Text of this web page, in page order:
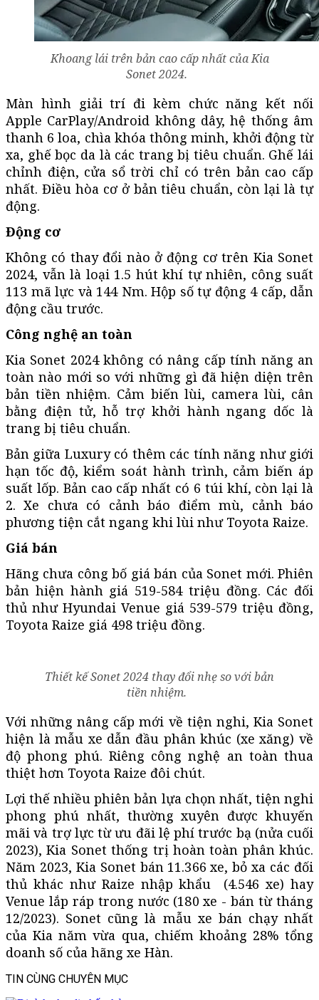
Khoang lái trên bản cao cấp nhất của Kia
Sonet 2024.
Màn hình giải trí đi kèm chức năng kết nối
Apple CarPlay/Android không dây, hệ thống âm
thanh 6 loa, chìa khóa thông minh, khởi động từ
xa, ghế bọc da là các trang bị tiêu chuẩn. Ghế lái
chỉnh điện, cửa sổ trời chỉ có trên bản cao cấp
nhất. Điều hòa cơ ở bản tiêu chuẩn, còn lại là tự
động.
Động cơ
Không có thay đổi nào ở động cơ trên Kia Sonet
2024, vẫn là loại 1.5 hút khí tự nhiên, công suất
113 mã lực và 144 Nm. Hộp số tự động 4 cấp, dẫn
động cầu trước.
Công nghệ an toàn
Kia Sonet 2024 không có nâng cấp tính năng an
toàn nào mới so với những gì đã hiện diện trên
bản tiền nhiệm. Cảm biến lùi, camera lùi, cân
bằng điện tử, hỗ trợ khởi hành ngang dốc là
trang bị tiêu chuẩn.
Bản giữa Luxury có thêm các tính năng như giới
hạn tốc độ, kiểm soát hành trình, cảm biến áp
suất lốp. Bản cao cấp nhất có 6 túi khí, còn lại là
2. Xe chưa có cảnh báo điểm mù, cảnh báo
phương tiện cắt ngang khi lùi như Toyota Raize.
Giá bán
Hãng chưa công bố giá bán của Sonet mới. Phiên
bản hiện hành giá 519-584 triệu đồng. Các đối
thủ như Hyundai Venue giá 539-579 triệu đồng,
Toyota Raize giá 498 triệu đồng.
Thiết kế Sonet 2024 thay đổi nhẹ so với bản
tiền nhiệm.
Với những nâng cấp mới về tiện nghi, Kia Sonet
hiện là mẫu xe dẫn đầu phân khúc (xe xăng) về
độ phong phú. Riêng công nghệ an toàn thua
thiệt hơn Toyota Raize đôi chút.
Lợi thế nhiều phiên bản lựa chọn nhất, tiện nghi
phong phú nhất, thường xuyên được khuyến
mãi và trợ lực từ ưu đãi lệ phí trước bạ (nửa cuối
2023), Kia Sonet thống trị hoàn toàn phân khúc.
Năm 2023, Kia Sonet bán 11.366 xe, bỏ xa các đối
thủ khác như Raize nhập khẩu (4.546 xe) hay
Venue lắp ráp trong nước (180 xe - bán từ tháng
12/2023). Sonet cũng là mẫu xe bán chạy nhất
của Kia năm vừa qua, chiếm khoảng 28% tổng
doanh số của hãng xe Hàn.
TIN CÙNG CHUYÊN MỤC